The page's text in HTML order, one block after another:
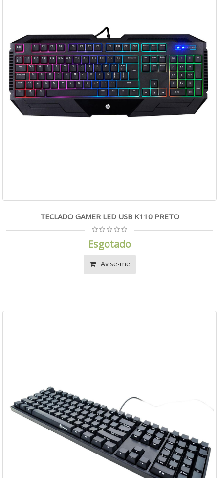
TECLADO GAMER LED USB K110 PRETO
Esgotado
Avise-me